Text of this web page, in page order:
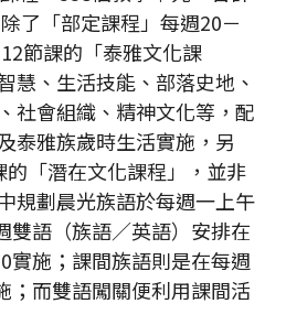
了「部定課程」每週20－
節課的「泰雅文化課
慧、生活技能、部落史地、
社會組織、精神文化等，配
泰雅族歲時生活實施，另
「潛在文化課程」，並非
規劃晨光族語於每週一上午
雙語（族語／英語）安排在
實施；課間族語則是在每週
；而雙語闖關便利用課間活